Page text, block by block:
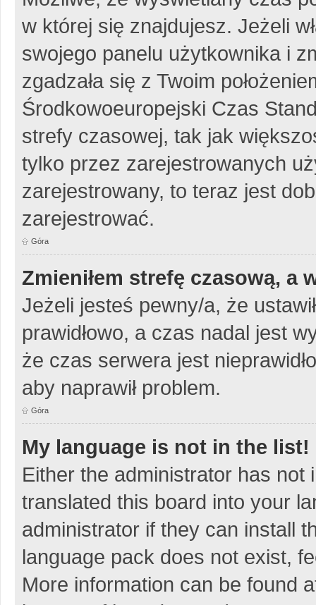
w której się znajdujesz. Jeżeli
swojego panelu użytkownika i
zgadzała się z Twoim
Środkowoeuropejski Czas
strefy czasowej, tak jak
tylko przez zarejestrowanych
zarejestrowany, to teraz jest
zarejestrować.
Góra
Zmieniłem strefę czasową, a
Jeżeli jesteś pewny/a, że
prawidłowo, a czas nadal jest
że czas serwera jest
aby naprawił problem.
Góra
My language is not in the list!
Either the administrator has
translated this board into your
administrator if they can install
language pack does not exist,
More information can be found